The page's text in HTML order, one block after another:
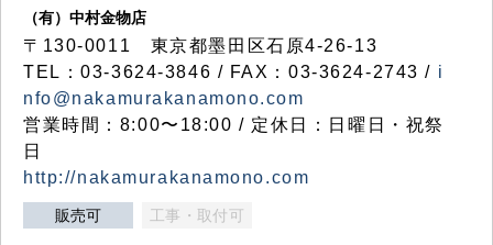
（有）中村金物店
〒130-0011 東京都墨田区石原4-26-13
TEL：03-3624-3846 / FAX：03-3624-2743 / i
nfo@nakamurakanamono.com
営業時間：8:00〜18:00 / 定休日：日曜日・祝祭
日
http://nakamurakanamono.com
販売可 工事・取付可